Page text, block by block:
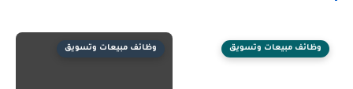
وظائف مبيعات وتسويق وظائف مبيعات وتسويق